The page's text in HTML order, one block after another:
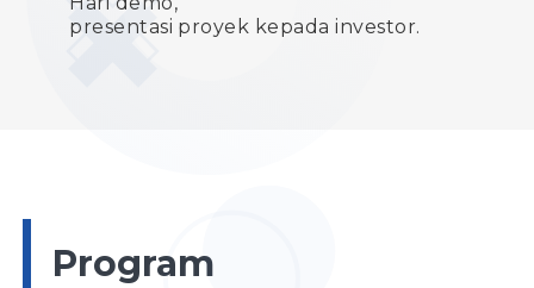
presentasi proyek kepada investor.
Program